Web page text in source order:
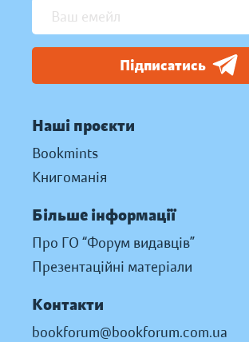
Підписатись
Наші проєкти
Bookmints
Книгоманія
Більше інформації
Про ГО “Форум видавців”
Презентаційні матеріали
Контакти
bookforum@bookforum.com.ua